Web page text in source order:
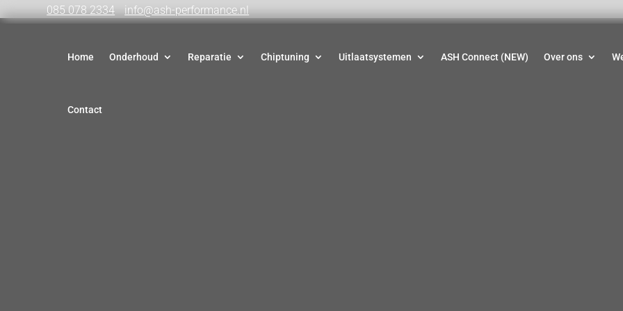
085 078 2334 info@ash-performance.nl
Home Onderhoud Reparatie Chiptuning Uitlaatsystemen ASH Connect (NEW) Over ons
Contact